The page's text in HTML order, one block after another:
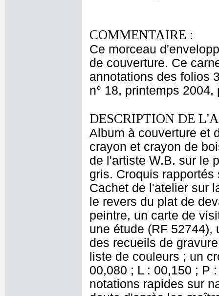
COMMENTAIRE :
Ce morceau
de couverture. Ce
annotations des folios
n° 18, printemps 2004,
DESCRIPTION DE
Album à couverture et
crayon et crayon de
de l'artiste W.B. sur le
gris. Croquis
Cachet de l'atelier sur
le revers du plat de
peintre, un carte de
une étude (RF
des recueils de
liste de couleurs ; un
00,080 ; L : 00,150 ; P
notations rapides sur